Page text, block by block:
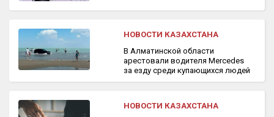
НОВОСТИ КАЗАХСТАНА
В Алматинской области
арестовали водителя Mercedes
за езду среди купающихся людей
НОВОСТИ КАЗАХСТАНА